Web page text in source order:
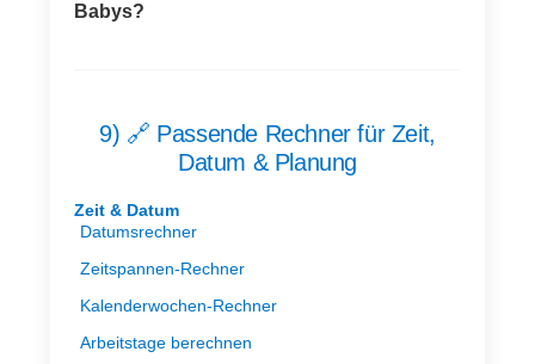
Babys?
9) 🔗 Passende Rechner für Zeit,
Datum & Planung
Zeit & Datum
Datumsrechner
Zeitspannen-Rechner
Kalenderwochen-Rechner
Arbeitstage berechnen